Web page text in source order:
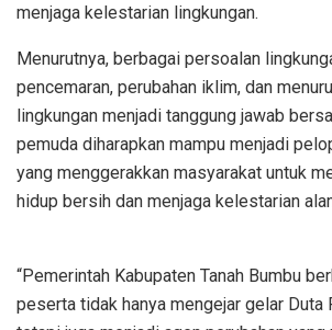
menjaga kelestarian lingkungan.
Menurutnya, berbagai persoalan
pencemaran, perubahan iklim, dan
lingkungan menjadi tanggung jawab
pemuda diharapkan mampu menjadi
yang menggerakkan masyarakat untuk
hidup bersih dan menjaga kelestarian
“Pemerintah Kabupaten Tanah Bumbu
peserta tidak hanya mengejar gelar Duta